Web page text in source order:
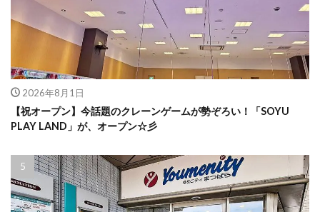
2026年8月1日
【祝オープン】今話題のクレーンゲームが勢ぞろい！「SOYU
PLAY LAND」が、オープン☆彡